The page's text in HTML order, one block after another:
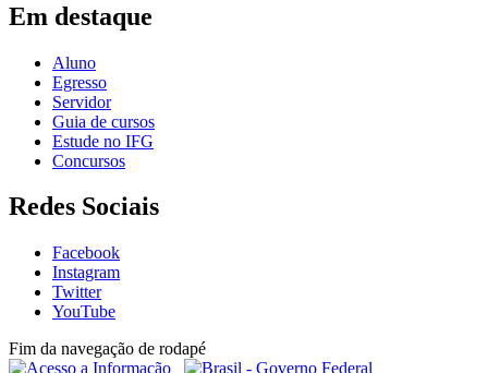
Em destaque
Aluno
Egresso
Servidor
Guia de cursos
Estude no IFG
Concursos
Redes Sociais
Facebook
Instagram
Twitter
YouTube
Fim da navegação de rodapé